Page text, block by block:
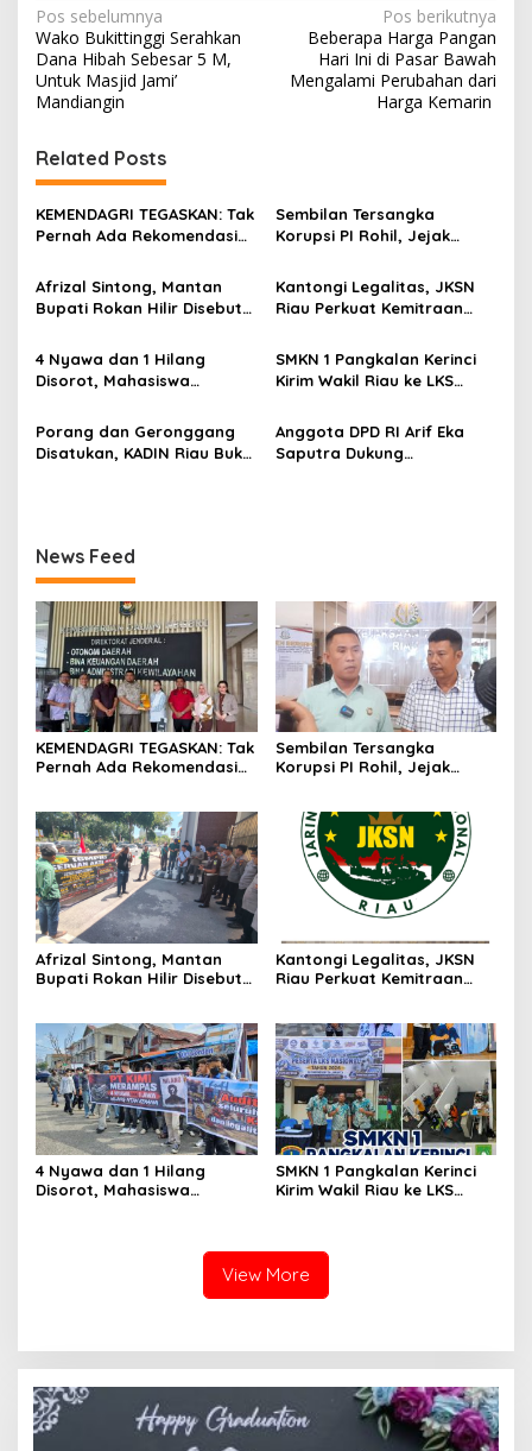
N
a
v
i
g
a
s
i
p
o
s
Pos sebelumnya
Wako Bukittinggi Serahkan
Dana Hibah Sebesar 5 M,
Untuk Masjid Jami’
Mandiangin
Pos berikutnya
Beberapa Harga Pangan
Hari Ini di Pasar Bawah
Mengalami Perubahan dari
Harga Kemarin
Related Posts
KEMENDAGRI TEGASKAN: Tak
Pernah Ada Rekomendasi
HGB STC
Sembilan Tersangka
Korupsi PI Rohil, Jejak
Masih Didalami
Afrizal Sintong, Mantan
Bupati Rokan Hilir Disebut
Diterima Kejati, GMPR
Desak Usut Dividen Rp331,7
Kantongi Legalitas, JKSN
Riau Perkuat Kemitraan
Ketahanan Bangsa
4 Nyawa dan 1 Hilang
Disorot, Mahasiswa
Pelindo
SMKN 1 Pangkalan Kerinci
Kirim Wakil Riau ke LKS
Porang dan Geronggang
Disatukan, KADIN Riau Buka
Anggota DPD RI Arif Eka
Saputra Dukung
News Feed
KEMENDAGRI TEGASKAN: Tak
Pernah Ada Rekomendasi
Sembilan Tersangka
Korupsi PI Rohil, Jejak
Afrizal Sintong, Mantan
Bupati Rokan Hilir Disebut
Desak Usut Dividen Rp331,7
Miliar
Kantongi Legalitas, JKSN
Riau Perkuat Kemitraan
4 Nyawa dan 1 Hilang
Disorot, Mahasiswa
SMKN 1 Pangkalan Kerinci
Kirim Wakil Riau ke LKS
View More